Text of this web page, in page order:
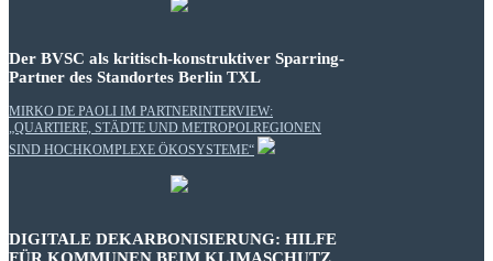
Der BVSC als kritisch-konstruktiver Sparring-
Partner des Standortes Berlin TXL
MIRKO DE PAOLI IM PARTNERINTERVIEW:
„QUARTIERE, STÄDTE UND METROPOLREGIONEN
SIND HOCHKOMPLEXE ÖKOSYSTEME“
DIGITALE DEKARBONISIERUNG: HILFE